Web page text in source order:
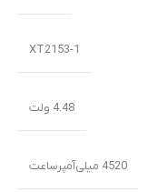
XT2153-1
4.48 ولت
4520 میلی‌‌‌آمپرساعت